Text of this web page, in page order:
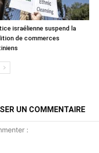
israélienne suspend la
de commerces
UN COMMENTAIRE